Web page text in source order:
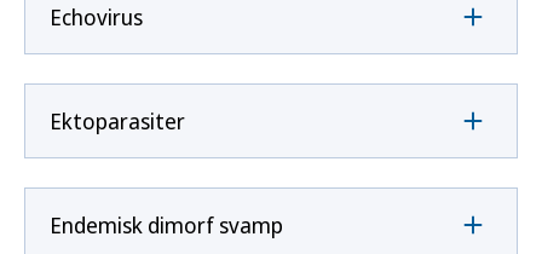
Echovirus
Ektoparasiter
Endemisk dimorf svamp